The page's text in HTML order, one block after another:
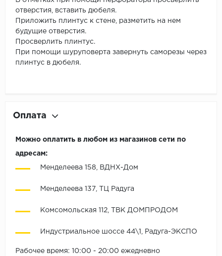
отверстия, вставить дюбеля.
Приложить плинтус к стене, разметить на нем
будущие отверстия.
Просверлить плинтус.
При помощи шуруповерта завернуть саморезы через
плинтус в дюбеля.
Оплата
Можно оплатить в любом из магазинов сети по
адресам:
Менделеева 158, ВДНХ-Дом
Менделеева 137, ТЦ Радуга
Комсомольская 112, ТВК ДОМПРОДОМ
Индустриальное шоссе 44\1, Радуга-ЭКСПО
Рабочее время: 10:00 - 20:00 ежедневно